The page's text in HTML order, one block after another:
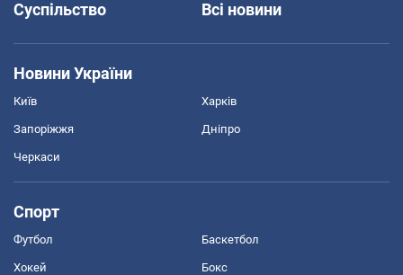
Суспільство
Всі новини
Новини України
Київ Харків
Запоріжжя Дніпро
Черкаси
Спорт
Футбол Баскетбол
Хокей Бокс